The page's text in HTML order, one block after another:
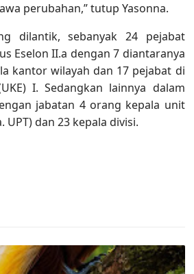
perubahan,” tutup Yasonna.
dilantik, sebanyak 24 pejabat
Eselon II.a dengan 7 diantaranya
kantor wilayah dan 17 pejabat di
I. Sedangkan lainnya dalam
jabatan 4 orang kepala unit
UPT) dan 23 kepala divisi.